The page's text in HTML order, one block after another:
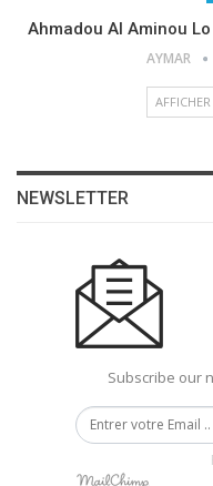
Ahmadou Al Aminou
AYMAR
NEWSLETTER
Subscribe our